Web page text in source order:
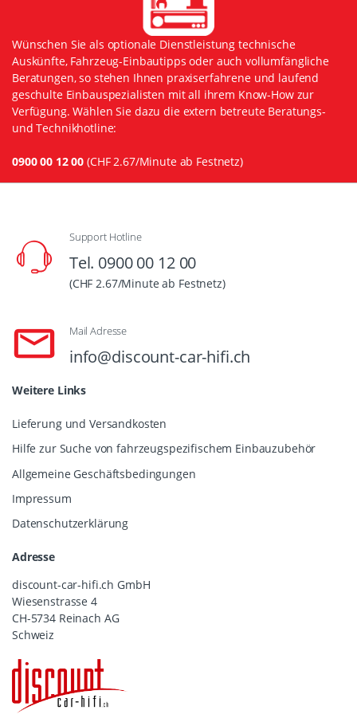
Wünschen Sie als optionale Dienstleistung technische
Auskünfte, Fahrzeug-Einbautipps oder auch vollumfängliche
Beratungen, so stehen Ihnen praxiserfahrene und laufend
geschulte Einbauspezialisten mit all ihrem Know-How zur
Verfügung. Wählen Sie dazu die extern betreute Beratungs-
und Technikhotline:
0900 00 12 00 (CHF 2.67/Minute ab Festnetz)
Support Hotline
Tel. 0900 00 12 00
(CHF 2.67/Minute ab Festnetz)
Mail Adresse
info@discount-car-hifi.ch
Weitere Links
Lieferung und Versandkosten
Hilfe zur Suche von fahrzeugspezifischem Einbauzubehör
Allgemeine Geschäftsbedingungen
Impressum
Datenschutzerklärung
Adresse
discount-car-hifi.ch GmbH
Wiesenstrasse 4
CH-5734 Reinach AG
Schweiz